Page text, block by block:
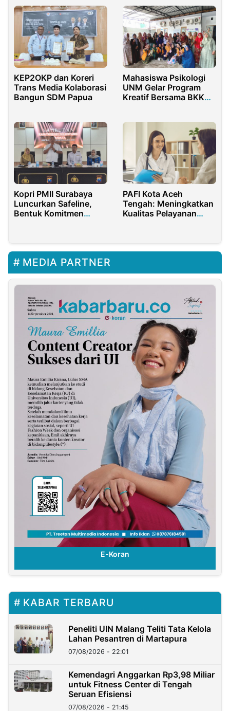
Represif dan
Antikreativitas.
KEP2OKP dan Koreri
Trans Media Kolaborasi
Bangun SDM Papua
Mahasiswa Psikologi
UNM Gelar Program
Kreatif Bersama BKKBN
Senang” di Sulawesi
Selatan
Kopri PMII Surabaya
Luncurkan Safeline,
Bentuk Komitmen
PAFI Kota Aceh
Tengah: Meningkatkan
Kualitas Pelayanan
MEDIA PARTNER
E-Koran
KABAR TERBARU
Peneliti UIN Malang Teliti Tata Kelola
Lahan Pesantren di Martapura
07/08/2026 - 22:01
Kemendagri Anggarkan Rp3,98 Miliar
untuk Fitness Center di Tengah
Seruan Efisiensi
07/08/2026 - 21:45